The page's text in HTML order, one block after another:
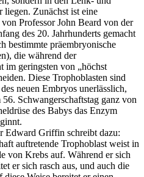
liegen. Zunächst ist eine
Professor John Beard von der
des 20. Jahrhunderts gemacht
bestimmte präembryonische
die während der
im geringsten von „höchst
Diese Trophoblasten sind
neuen Embryos unerlässlich,
Schwangerschaftstag ganz von
des Babys das Enzym
Edward Griffin schreibt dazu:
auftretende Trophoblast weist in
von Krebs auf. Während er sich
er sich rasch aus, und auch die